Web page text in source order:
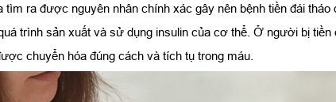
tìm ra được nguyên nhân chính xác gây nên bệnh tiền đái
trình sản xuất và sử dụng insulin của cơ thể. Ở người bị
chuyển hóa đúng cách và tích tụ trong máu.